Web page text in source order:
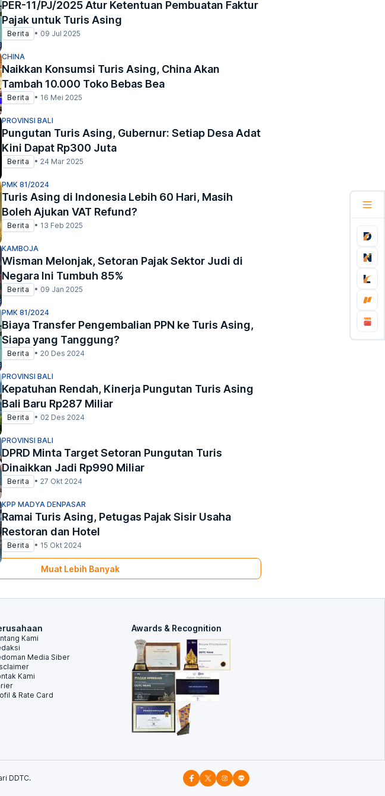
PER-11/PJ/2025 Atur Ketentuan Pembuatan Faktur
Pajak untuk Turis Asing
Berita • 09 Jul 2025
CHINA
Naikkan Konsumsi Turis Asing, China Akan
Tambah 10.000 Toko Bebas Bea​
Berita • 16 Mei 2025
PROVINSI BALI
Pungutan Turis Asing, Gubernur: Setiap Desa Adat
Kini Dapat Rp300 Juta
Berita • 24 Mar 2025
PMK 81/2024
Turis Asing di Indonesia Lebih 60 Hari, Masih
Boleh Ajukan VAT Refund?
Berita • 13 Feb 2025
KAMBOJA
Wisman Melonjak, Setoran Pajak Sektor Judi di
Negara Ini Tumbuh 85%
Berita • 09 Jan 2025
PMK 81/2024
Biaya Transfer Pengembalian PPN ke Turis Asing,
Siapa yang Tanggung?
Berita • 20 Des 2024
PROVINSI BALI
Kepatuhan Rendah, Kinerja Pungutan Turis Asing
Bali Baru Rp287 Miliar
Berita • 02 Des 2024
PROVINSI BALI
DPRD Minta Target Setoran Pungutan Turis
Dinaikkan Jadi Rp990 Miliar
Berita • 27 Okt 2024
KPP MADYA DENPASAR
Ramai Turis Asing, Petugas Pajak Sisir Usaha
Restoran dan Hotel
Berita • 15 Okt 2024
Muat Lebih Banyak
Kami
Media Siber
Kami
& Rate Card
Awards & Recognition
DDTC.